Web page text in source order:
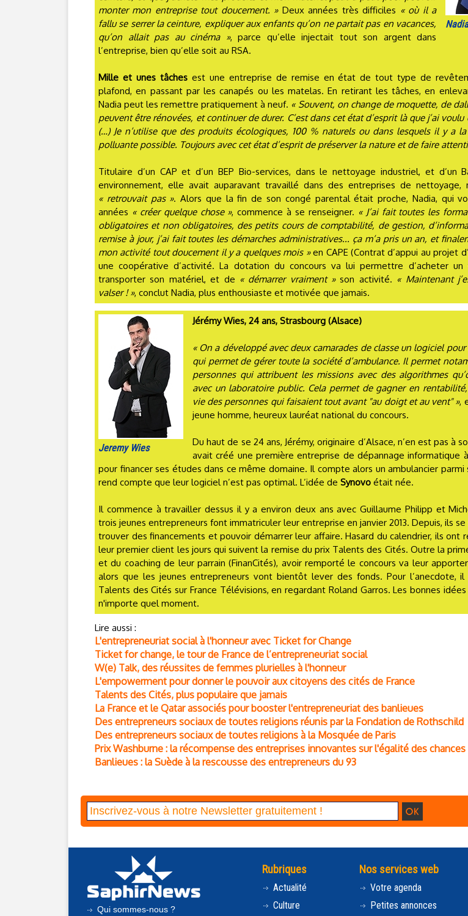
monter mon entreprise tout doucement. »Deux années très difficiles « où il a
fallu se serrer la ceinture, expliquer aux enfants qu’on ne partait pas en vacances,
qu’on allait pas au cinéma », parce qu’elle injectait tout son argent dans
l’entreprise, bien qu’elle soit au RSA.
Mille et unes tâchesest une entreprise de remise en état de tout type de
plafond, en passant par les canapés ou les matelas. En retirant les tâches, en
Nadia peut les remettre pratiquement à neuf. « Souvent, on change de moquette, de
peuvent être rénovées, et continuer de durer. C’est dans cet état d’esprit là que j’ai
(…) Je n’utilise que des produits écologiques, 100 % naturels ou dans lesquels il y a
polluante possible. Toujours avec cet état d’esprit de préserver la nature et de faire
Titulaire d’un CAP et d’un BEP Bio-services, dans le nettoyage industriel, et d’un
environnement, elle avait auparavant travaillé dans des entreprises de nettoyage,
« retrouvait pas ». Alors que la fin de son congé parental était proche, Nadia, qui
années « créer quelque chose », commence à se renseigner. « J’ai fait toutes les
obligatoires et non obligatoires, des petits cours de comptabilité, de gestion,
remise à jour, j’ai fait toutes les démarches administratives... ça m’a pris un an, et
mon activité tout doucement il y a quelques mois »en CAPE (Contrat d’appui au projet
une coopérative d’activité. La dotation du concours va lui permettre d’acheter un
transporter son matériel, et de « démarrer vraiment »son activité. « Maintenant
valser ! », conclut Nadia, plus enthousiaste et motivée que jamais.
Jeremy Wies
Jérémy Wies, 24 ans, Strasbourg (Alsace)
« On a développé avec deux camarades de classe un logiciel
qui permet de gérer toute la société d’ambulance. Il permet
personnes qui attribuent les missions avec des algorithmes
avec un laboratoire public. Cela permet de gagner en
vie des personnes qui faisaient tout avant "au doigt et au vent" »,
jeune homme, heureux lauréat national du concours.
Du haut de se 24 ans, Jérémy, originaire d’Alsace, n’en est pas à
avait créé une première entreprise de dépannage informatique à
pour financer ses études dans ce même domaine. Il compte alors un ambulancier parmi
rend compte que leur logiciel n’est pas optimal. L’idée de Synovo était née.
Il commence à travailler dessus il y a environ deux ans avec Guillaume Philipp et
trois jeunes entrepreneurs font immatriculer leur entreprise en janvier 2013. Depuis, ils
trouver des financements et pouvoir démarrer leur affaire. Hasard du calendrier, ils ont
leur premier client les jours qui suivent la remise du prix Talents des Cités. Outre la
et du coaching de leur parrain (FinanCités), avoir remporté le concours va leur
alors que les jeunes entrepreneurs vont bientôt lever des fonds. Pour l’anecdote,
Talents des Cités sur France Télévisions, en regardant Roland Garros. Les bonnes
n'importe quel moment.
Lire aussi :
L'entrepreneuriat social à l'honneur avec Ticket for Change
Ticket for change, le tour de France de l’entrepreneuriat social
W(e) Talk, des réussites de femmes plurielles à l'honneur
L'empowerment pour donner le pouvoir aux citoyens des cités de France
Talents des Cités, plus populaire que jamais
La France et le Qatar associés pour booster l'entrepreneuriat des banlieues
Des entrepreneurs sociaux de toutes religions réunis par la Fondation de Rothschild
Des entrepreneurs sociaux de toutes religions à la Mosquée de Paris
Prix Washburne : la récompense des entreprises innovantes sur l'égalité des chances
Banlieues : la Suède à la rescousse des entrepreneurs du 93
Qui sommes-nous ?
Rubriques
Actualité
Culture
Nos services web
Votre agenda
Petites annonces